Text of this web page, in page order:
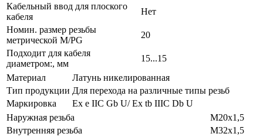
Кабельный ввод для плоского
кабеля
Нет
Номин. размер резьбы
метрической M/PG
20
Подходит для кабеля
диаметром:, мм
15...15
Материал
Латунь никелированная
Тип продукции Для перехода на различные типы резьб
Маркировка
Ex e IIC Gb U/ Ex tb IIIC Db U
Наружная резьба
M20х1,5
Внутренняя резьба
М32х1,5